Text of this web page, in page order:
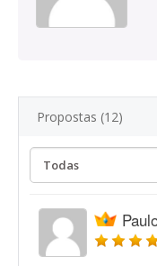
Propostas (12)